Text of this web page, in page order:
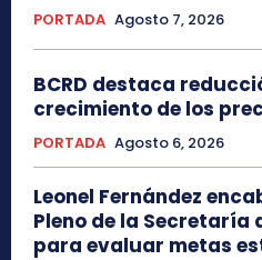
PORTADA Agosto 7, 2026
BCRD destaca
crecimiento de los
PORTADA Agosto 6, 2026
Leonel Fernández
Pleno de la Secretaría
para evaluar metas